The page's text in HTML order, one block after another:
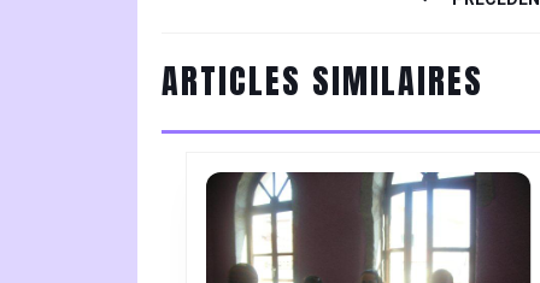
L’ARTICLE
post:
ARTICLES SIMILAIRES